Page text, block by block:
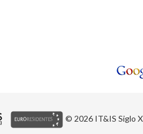
© 2026 IT&IS Siglo